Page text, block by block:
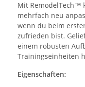
Mit RemodelTech™
mehrfach neu
wenn du beim
zufrieden bist.
einem robusten
Trainingseinheiten
Eigenschaften: